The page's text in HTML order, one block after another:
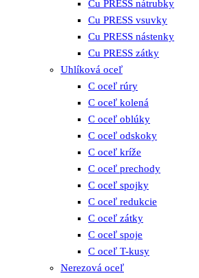
Cu PRESS nátrubky
Cu PRESS vsuvky
Cu PRESS nástenky
Cu PRESS zátky
Uhlíková oceľ
C oceľ rúry
C oceľ kolená
C oceľ oblúky
C oceľ odskoky
C oceľ kríže
C oceľ prechody
C oceľ spojky
C oceľ redukcie
C oceľ zátky
C oceľ spoje
C oceľ T-kusy
Nerezová oceľ